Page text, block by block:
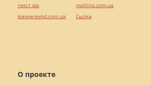
О проекте
текст юа
kievperevod.com.ua
maltina.com.ua
Cылки